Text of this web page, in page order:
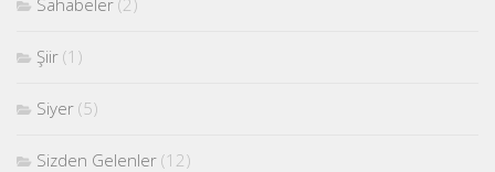
Şiir (1)
Siyer (5)
Sizden Gelenler (12)